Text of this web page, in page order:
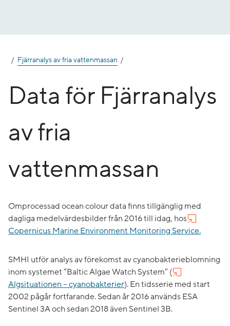
Fjärranalys av fria vattenmassan
Data för Fjärranalys
av fria
vattenmassan
Omprocessad ocean colour data finns tillgänglig med
dagliga medelvärdesbilder från 2016 till idag, hos
Copernicus Marine Environment Monitoring Service.
SMHI utför analys av förekomst av cyanobakterieblomning
inom systemet ”Baltic Algae Watch System” (
Algsituationen – cyanobakterier). En tidsserie med start
2002 pågår fortfarande. Sedan år 2016 används ESA
Sentinel 3A och sedan 2018 även Sentinel 3B.